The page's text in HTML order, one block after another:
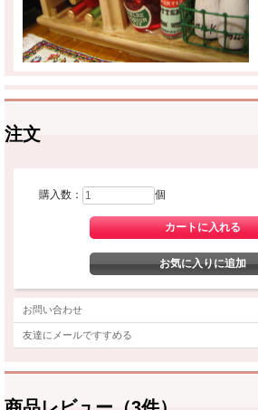
注文
購入数： 個
お問い合わせ
友達にメールですすめる